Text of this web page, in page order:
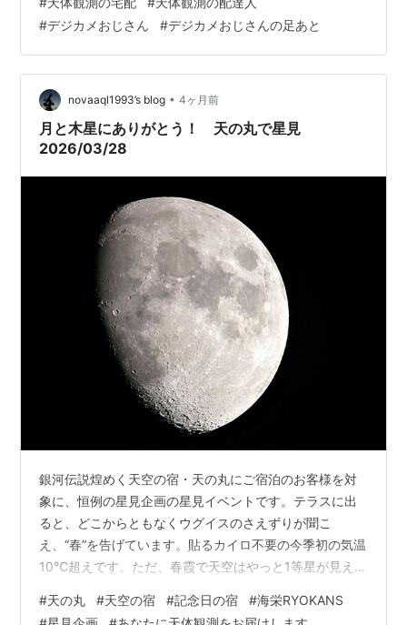
がいました。望遠鏡では、金星、木星、すばる星団、オ
リオン星雲をみました。アルコールの入っているお客様
は、アルコルが見えないと言われ、そこにアルコルと説
明しました。天体に興味あるお客様もいて楽しくお…
#デジカメおじさん #デジカメおじさんの足あと
novaaql1993’s blog • 4ヶ月前
月と木星にありがとう！ 天の丸で星見
2026/03/28
銀河伝説煌めく天空の宿・天の丸にご宿泊のお客様を対
象に、恒例の星見企画の星見イベントです。テラスに出
ると、どこからともなくウグイスのさえずりが聞こ
え、“春”を告げています。貼るカイロ不要の今季初の気温
10℃超えです。ただ、春霞で天空はやっと1等星が見える
した。そんな中、ISSが予定通りモヤをものともせず天頂
#天の丸 #天空の宿 #記念日の宿 #海栄RYOKANS